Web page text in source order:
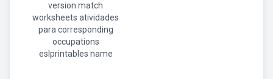
version match
worksheets atividades
para corresponding
occupations
eslprintables name